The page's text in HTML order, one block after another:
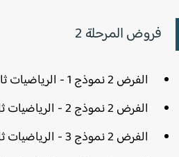
فروض المرحلة 2
الفرض 2 نموذج 1 - الرياضيات ثالث إبتدائي الدورة الثانية
الفرض 2 نموذج 2 - الرياضيات ثالث إبتدائي الدورة الثانية
الفرض 2 نموذج 3 - الرياضيات ثالث إبتدائي الدورة الثانية